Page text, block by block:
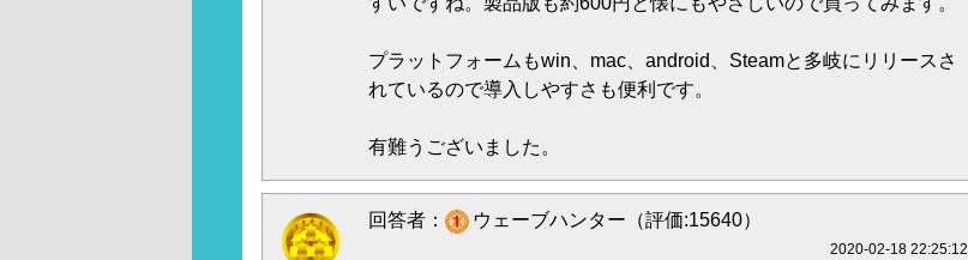
プラットフォームもwin、mac、android、Steamと多岐にリリースさ
れているので導入しやすさも便利です。
有難うございました。
回答者： ウェーブハンター（評価:15640）
2020-02-18 22:25:12